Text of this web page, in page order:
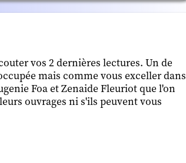
vos 2 dernières lectures. Un de
mais comme vous exceller dans
Foa et Zenaide Fleuriot que l'on
ouvrages ni s'ils peuvent vous